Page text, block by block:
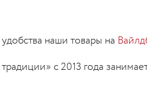
наши товары на
с 2013 года